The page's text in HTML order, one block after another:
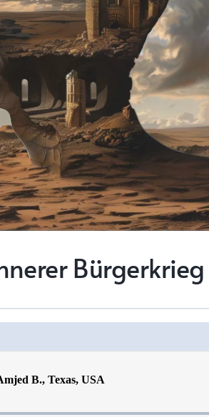
Bürgerkrieg